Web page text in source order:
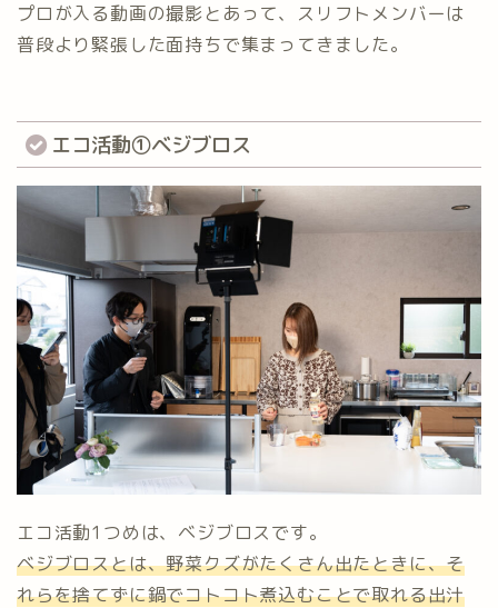
プロが入る動画の撮影とあって、スリフトメンバーは
普段より緊張した面持ちで集まってきました。
エコ活動①ベジブロス
エコ活動1つめは、ベジブロスです。
ベジブロスとは、野菜クズがたくさん出たときに、そ
れらを捨てずに鍋でコトコト煮込むことで取れる出汁